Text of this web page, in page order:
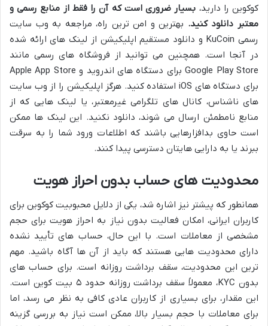
کوکوین را دارید، بسیار ضروری است که آن را فقط از منابع رسمی و
معتبر دانلود کنید. بهترین و امن ترین راه، مراجعه به وب سایت
رسمی KuCoin و دانلود مستقیم اپلیکیشن از لینک های ارائه شده
در آنجا است. همچنین می توانید از فروشگاه های رسمی مانند
Google Play Store برای دستگاه های اندروید و Apple App Store
برای دستگاه های iOS استفاده کنید. هرگز اپلیکیشن را از وب سایت
های ناشناس، کانال های تلگرامی غیرمعتبر، یا لینک هایی که از
منابع نامطمئن ارسال می شوند، دانلود نکنید. این لینک ها ممکن
است حاوی بدافزارهایی باشند که اطلاعات ورود شما را به سرقت
ببرند یا به دارایی هایتان دسترسی پیدا کنند.
محدودیت های حساب بدون احراز هویت
همانطور که پیشتر نیز اشاره شد، یکی از دلایل محبوبیت کوکوین برای
کاربران ایرانی، امکان فعالیت بدون نیاز به احراز هویت برای حجم
مشخصی از معاملات است. با این حال، حساب های تأیید نشده
دارای محدودیت هایی هستند که باید از آن ها آگاه باشید. مهم
ترین این محدودیت، سقف برداشت روزانه است. برای حساب های
بدون KYC، معمولاً سقف برداشت روزانه حدود ۵ بیت کوین است.
این مقدار، برای بسیاری از کاربران عادی کافی به نظر می رسد، اما
برای معاملات با حجم بسیار بالا، ممکن است نیاز به بررسی گزینه